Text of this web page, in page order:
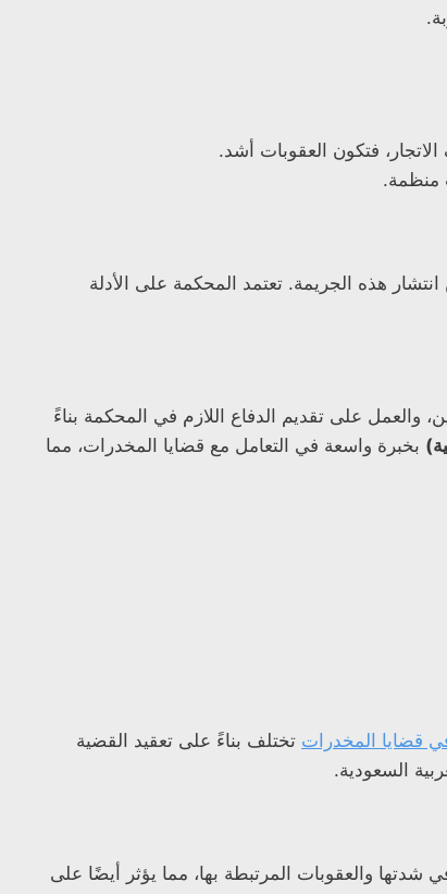
فتكون العقوبات أشد.
منظمة.
هذه الجريمة. تعتمد المحكمة على الأدلة
والعمل على تقديم الدفاع اللازم في المحكمة بناءً
بخبرة واسعة في التعامل مع قضايا المخدرات، مما
قضايا المخدرات تختلف بناءً على تعقيد القضية
السعودية.
والعقوبات المرتبطة بها، مما يؤثر أيضًا على